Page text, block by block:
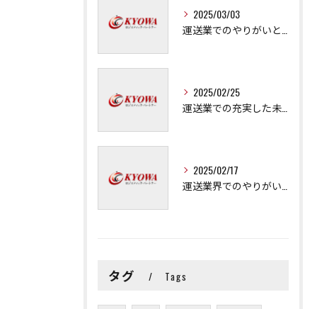
2025/03/03
2025/02/25
2025/02/17
タグ Tags